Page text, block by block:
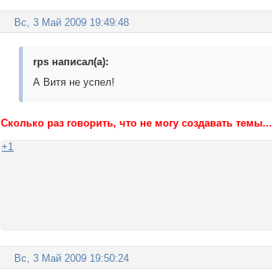
Вс, 3 Май 2009 19:49:48
rps написал(а):
А Витя не успел!
Сколько раз говорить, что не могу создавать темы...
+1
Вс, 3 Май 2009 19:50:24